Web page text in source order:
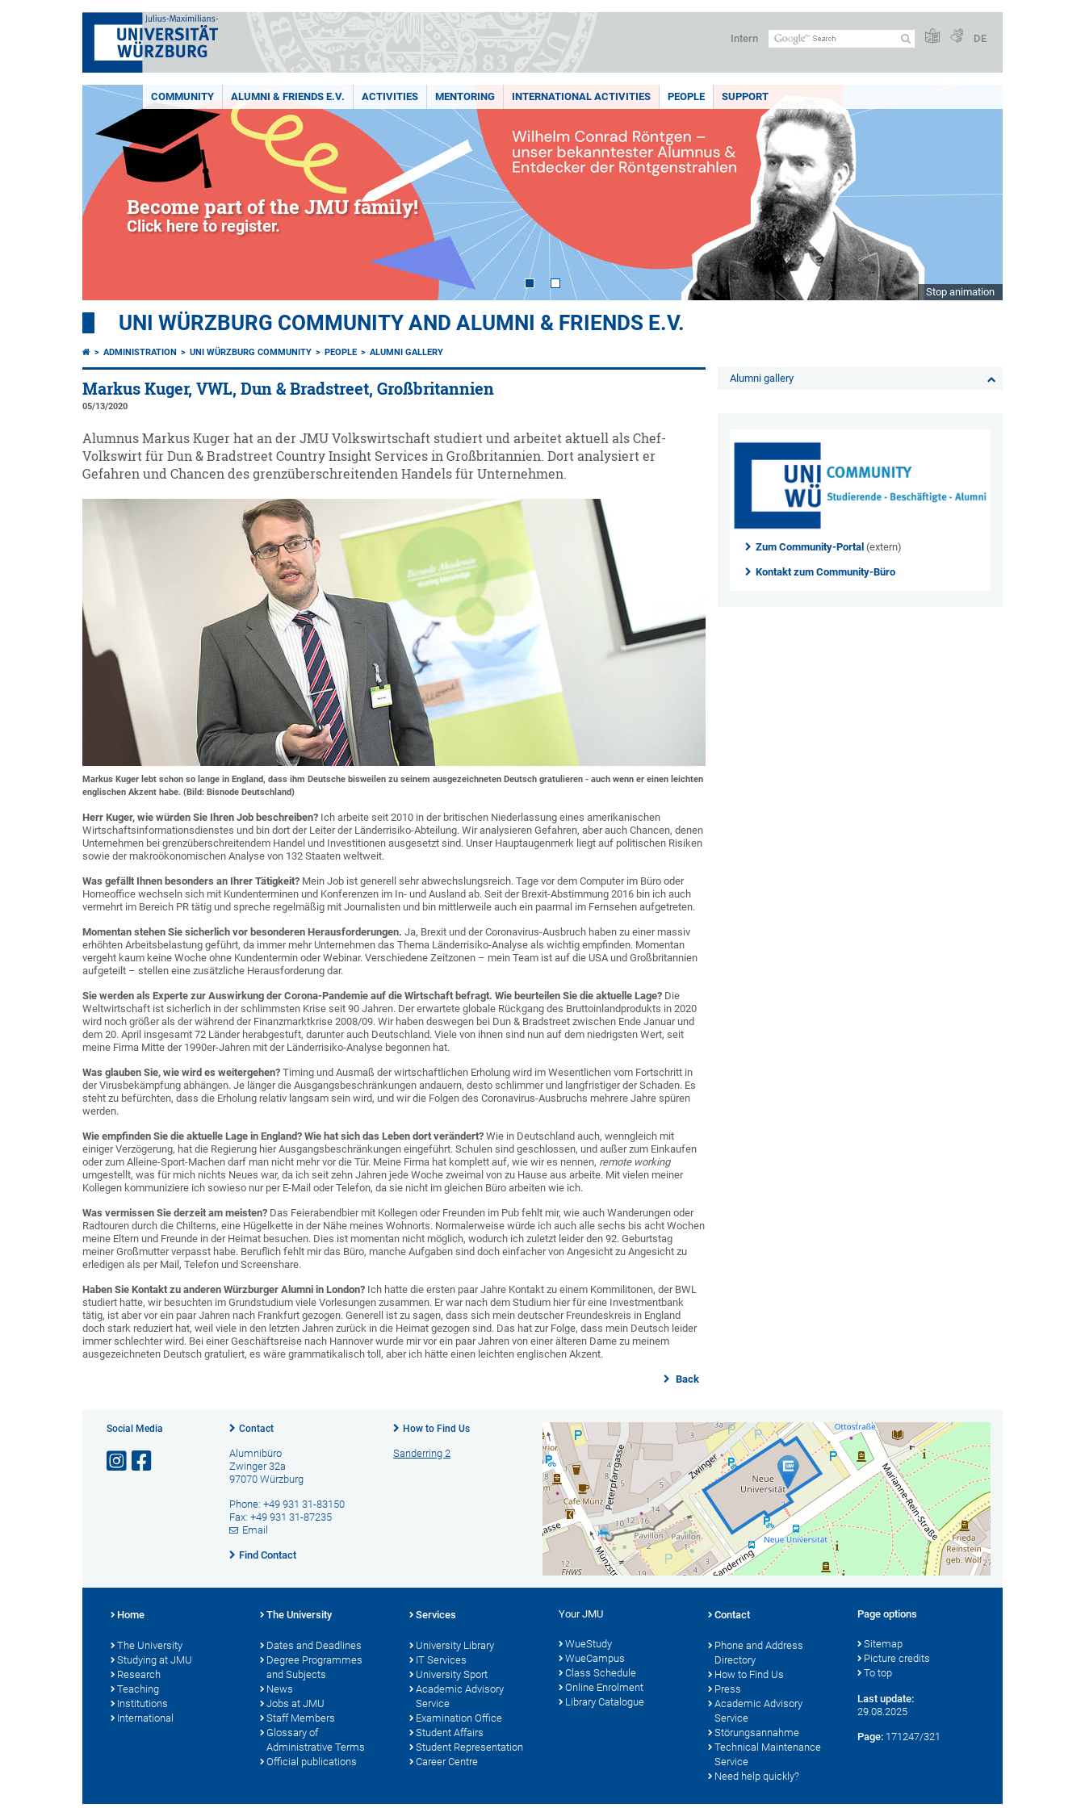
Intern DE
COMMUNITY ALUMNI & FRIENDS E.V. ACTIVITIES MENTORING INTERNATIONAL ACTIVITIES PEOPLE SUPPORT
Become part of the JMU family!
Click here to register.
Stop animation
UNI WÜRZBURG COMMUNITY AND ALUMNI & FRIENDS E.V.
ADMINISTRATION UNI WÜRZBURG COMMUNITY PEOPLE ALUMNI GALLERY
Markus Kuger, VWL, Dun & Bradstreet, Großbritannien
05/13/2020
Alumnus Markus Kuger hat an der JMU Volkswirtschaft studiert und arbeitet aktuell als Chef-
Volkswirt für Dun & Bradstreet Country Insight Services in Großbritannien. Dort analysiert er
Gefahren und Chancen des grenzüberschreitenden Handels für Unternehmen.
Markus Kuger lebt schon so lange in England, dass ihm Deutsche bisweilen zu seinem ausgezeichneten Deutsch gratulieren - auch wenn er einen leichten
englischen Akzent habe. (Bild: Bisnode Deutschland)
Herr Kuger, wie würden Sie Ihren Job beschreiben? Ich arbeite seit 2010 in der britischen Niederlassung eines amerikanischen
Wirtschaftsinformationsdienstes und bin dort der Leiter der Länderrisiko-Abteilung. Wir analysieren Gefahren, aber auch Chancen, denen
Unternehmen bei grenzüberschreitendem Handel und Investitionen ausgesetzt sind. Unser Hauptaugenmerk liegt auf politischen Risiken
sowie der makroökonomischen Analyse von 132 Staaten weltweit.
Was gefällt Ihnen besonders an Ihrer Tätigkeit? Mein Job ist generell sehr abwechslungsreich. Tage vor dem Computer im Büro oder
Homeoffice wechseln sich mit Kundenterminen und Konferenzen im In- und Ausland ab. Seit der Brexit-Abstimmung 2016 bin ich auch
vermehrt im Bereich PR tätig und spreche regelmäßig mit Journalisten und bin mittlerweile auch ein paarmal im Fernsehen aufgetreten.
Momentan stehen Sie sicherlich vor besonderen Herausforderungen. Ja, Brexit und der Coronavirus-Ausbruch haben zu einer massiv
erhöhten Arbeitsbelastung geführt, da immer mehr Unternehmen das Thema Länderrisiko-Analyse als wichtig empfinden. Momentan
vergeht kaum keine Woche ohne Kundentermin oder Webinar. Verschiedene Zeitzonen – mein Team ist auf die USA und Großbritannien
aufgeteilt – stellen eine zusätzliche Herausforderung dar.
Sie werden als Experte zur Auswirkung der Corona-Pandemie auf die Wirtschaft befragt. Wie beurteilen Sie die aktuelle Lage? Die
Weltwirtschaft ist sicherlich in der schlimmsten Krise seit 90 Jahren. Der erwartete globale Rückgang des Bruttoinlandprodukts in 2020
wird noch größer als der während der Finanzmarktkrise 2008/09. Wir haben deswegen bei Dun & Bradstreet zwischen Ende Januar und
dem 20. April insgesamt 72 Länder herabgestuft, darunter auch Deutschland. Viele von ihnen sind nun auf dem niedrigsten Wert, seit
meine Firma Mitte der 1990er-Jahren mit der Länderrisiko-Analyse begonnen hat.
Was glauben Sie, wie wird es weitergehen? Timing und Ausmaß der wirtschaftlichen Erholung wird im Wesentlichen vom Fortschritt in
der Virusbekämpfung abhängen. Je länger die Ausgangsbeschränkungen andauern, desto schlimmer und langfristiger der Schaden. Es
steht zu befürchten, dass die Erholung relativ langsam sein wird, und wir die Folgen des Coronavirus-Ausbruchs mehrere Jahre spüren
werden.
Wie empfinden Sie die aktuelle Lage in England? Wie hat sich das Leben dort verändert? Wie in Deutschland auch, wenngleich mit
einiger Verzögerung, hat die Regierung hier Ausgangsbeschränkungen eingeführt. Schulen sind geschlossen, und außer zum Einkaufen
oder zum Alleine-Sport-Machen darf man nicht mehr vor die Tür. Meine Firma hat komplett auf, wie wir es nennen, remote working
umgestellt, was für mich nichts Neues war, da ich seit zehn Jahren jede Woche zweimal von zu Hause aus arbeite. Mit vielen meiner
Kollegen kommuniziere ich sowieso nur per E-Mail oder Telefon, da sie nicht im gleichen Büro arbeiten wie ich.
Was vermissen Sie derzeit am meisten? Das Feierabendbier mit Kollegen oder Freunden im Pub fehlt mir, wie auch Wanderungen oder
Radtouren durch die Chilterns, eine Hügelkette in der Nähe meines Wohnorts. Normalerweise würde ich auch alle sechs bis acht Wochen
meine Eltern und Freunde in der Heimat besuchen. Dies ist momentan nicht möglich, wodurch ich zuletzt leider den 92. Geburtstag
meiner Großmutter verpasst habe. Beruflich fehlt mir das Büro, manche Aufgaben sind doch einfacher von Angesicht zu Angesicht zu
erledigen als per Mail, Telefon und Screenshare.
Haben Sie Kontakt zu anderen Würzburger Alumni in London? Ich hatte die ersten paar Jahre Kontakt zu einem Kommilitonen, der BWL
studiert hatte, wir besuchten im Grundstudium viele Vorlesungen zusammen. Er war nach dem Studium hier für eine Investmentbank
tätig, ist aber vor ein paar Jahren nach Frankfurt gezogen. Generell ist zu sagen, dass sich mein deutscher Freundeskreis in England
doch stark reduziert hat, weil viele in den letzten Jahren zurück in die Heimat gezogen sind. Das hat zur Folge, dass mein Deutsch leider
immer schlechter wird. Bei einer Geschäftsreise nach Hannover wurde mir vor ein paar Jahren von einer älteren Dame zu meinem
ausgezeichneten Deutsch gratuliert, es wäre grammatikalisch toll, aber ich hätte einen leichten englischen Akzent.
Back
Alumni gallery
Zum Community-Portal (extern)
Kontakt zum Community-Büro
Social Media Contact
Alumnibüro
Zwinger 32a
97070 Würzburg
Phone: +49 931 31-83150
Fax: +49 931 31-87235
Email
Find Contact
How to Find Us
Sanderring 2
Home
The University
Studying at JMU
Research
Teaching
Institutions
International
The University
Dates and Deadlines
Degree Programmes
and Subjects
News
Jobs at JMU
Staff Members
Glossary of
Administrative Terms
Official publications
Services
University Library
IT Services
University Sport
Academic Advisory
Service
Examination Office
Student Affairs
Student Representation
Career Centre
Your JMU
WueStudy
WueCampus
Class Schedule
Online Enrolment
Library Catalogue
Contact
Phone and Address
Directory
How to Find Us
Press
Academic Advisory
Service
Störungsannahme
Technical Maintenance
Service
Need help quickly?
Page options
Sitemap
Picture credits
To top
Last update:
29.08.2025
Page: 171247/321